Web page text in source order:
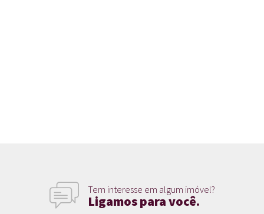
Tem interesse em algum imóvel?
Ligamos para você.